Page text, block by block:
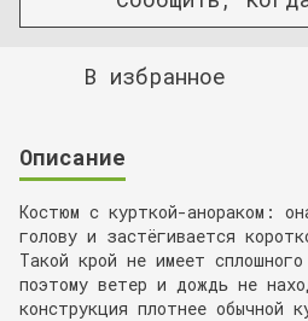
В избранное
Описание
Костюм с курткой-анораком:
голову и застёгивается
Такой крой не имеет
поэтому ветер и дождь не
конструкция плотнее обычной